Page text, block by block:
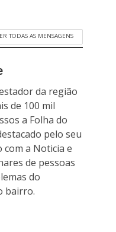
TODAS AS MENSAGENS
da região
de 100 mil
a Folha do
pelo seu
a Noticia e
de pessoas
do
bairro.